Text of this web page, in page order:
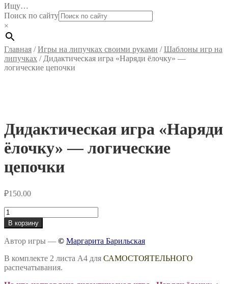
Ищу…
Поиск по сайту
×
Главная /Игры на липучках своими руками /Шаблоны игр на
липучках / Дидактическая игра «Наряди ёлочку» —
логические цепочки
Дидактическая игра «Наряди
ёлочку» — логические
цепочки
₽150.00
Количество
товара
Дидактическая
игра
«Наряди
ёлочку»
-
В корзину
Автор игры — © Маргарита Барильская
В комплекте 2 листа А4 для САМОСТОЯТЕЛЬНОГО
распечатывания.